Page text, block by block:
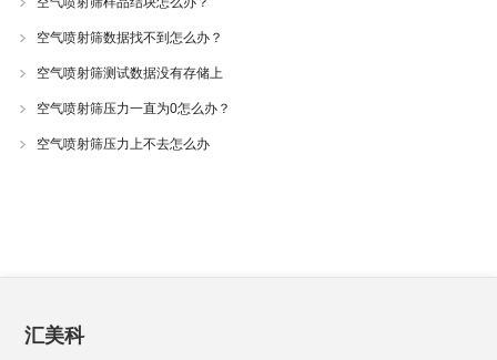
空气喷射筛数据找不到怎么办？
空气喷射筛测试数据没有存储上
空气喷射筛压力一直为0怎么办？
空气喷射筛压力上不去怎么办
汇美科